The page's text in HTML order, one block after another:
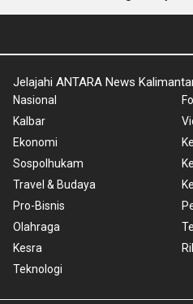
Jelajahi ANTARA News
Nasional
Kalbar
Ekonomi
Sospolhukam
Travel & Budaya
Pro-Bisnis
Olahraga
Kesra
Teknologi